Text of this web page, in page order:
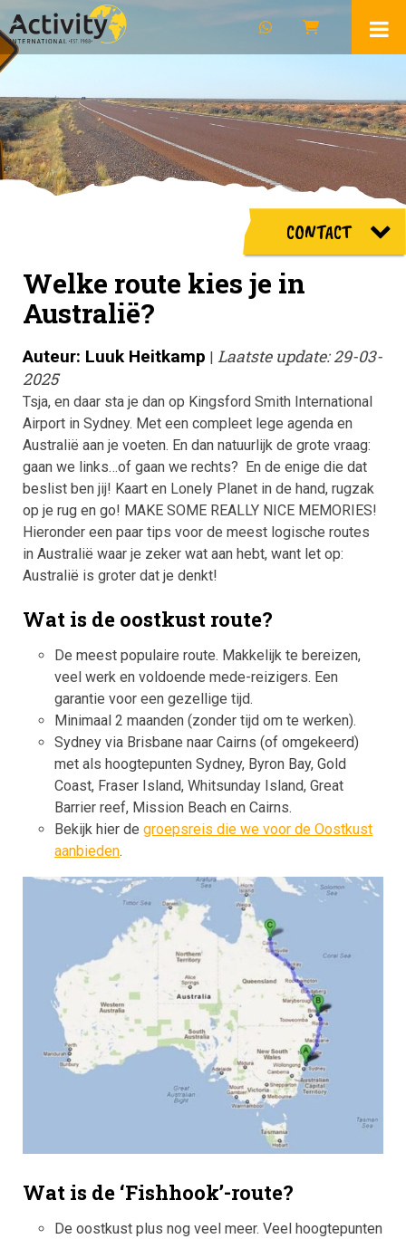
CONTACT
Welke route kies je in
Australië?
Auteur: Luuk Heitkamp | Laatste update: 29-03-
2025
Tsja, en daar sta je dan op Kingsford Smith International
Airport in Sydney. Met een compleet lege agenda en
Australië aan je voeten. En dan natuurlijk de grote vraag:
gaan we links…of gaan we rechts? En de enige die dat
beslist ben jij! Kaart en Lonely Planet in de hand, rugzak
op je rug en go! MAKE SOME REALLY NICE MEMORIES!
Hieronder een paar tips voor de meest logische routes
in Australië waar je zeker wat aan hebt, want let op:
Australië is groter dat je denkt!
Wat is de oostkust route?
De meest populaire route. Makkelijk te bereizen,
veel werk en voldoende mede-reizigers. Een
garantie voor een gezellige tijd.
Minimaal 2 maanden (zonder tijd om te werken).
Sydney via Brisbane naar Cairns (of omgekeerd)
met als hoogtepunten Sydney, Byron Bay, Gold
Coast, Fraser Island, Whitsunday Island, Great
Barrier reef, Mission Beach en Cairns.
Bekijk hier degroepsreis die we voor de Oostkust
aanbieden.
Wat is de ‘Fishhook’-route?
De oostkust plus nog veel meer. Veel hoogtepunten